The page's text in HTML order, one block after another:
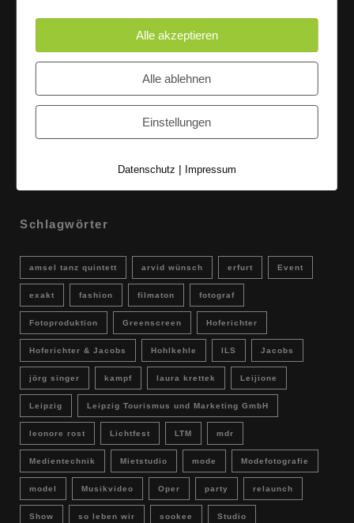
FLAMINGOCAT Premium Collection [Susann
Jehnichen]
24. Juli 2017
Es regnet im Studio [Sons Of Motion]
5. Juli 2017
Schlagwörter
amsel tanz quintett arvid wünsch erfurt Event
exakt fashion filmaton fotograf
Fotoproduktion Greenscreen Hoferichter
Hoferichter & Jacobs Hohlkehle ILS Jacobs
jörg singer kampf laura krettek Leijione
Leipzig Leipzig Tourismus und Marketing GmbH
leonore rost Lichtfest LTM mdr
Medientechnik Mietstudio mode Modefotografie
model Musikvideo Oper party relaunch
Show so leben wir sookee Studio
Alle akzeptieren
Alle ablehnen
Einstellungen
Datenschutz | Impressum